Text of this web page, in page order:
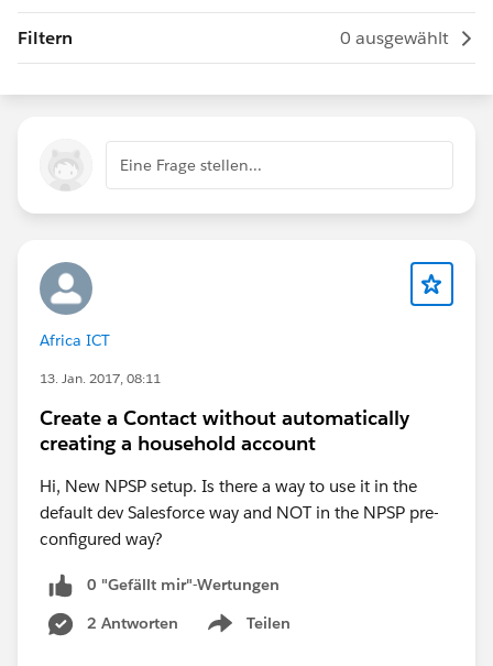
Filtern 0 ausgewählt
Eine Frage stellen...
Africa ICT
13. Jan. 2017, 08:11
Create a Contact without automatically
creating a household account
Hi, New NPSP setup. Is there a way to use it in the
default dev Salesforce way and NOT in the NPSP pre-
configured way?
0 "Gefällt mir"-Wertungen
2 Antworten
Teilen
Show menu